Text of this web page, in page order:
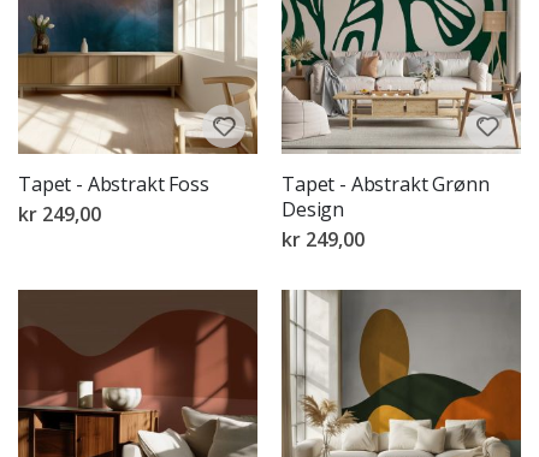
Tapet - Abstrakt Foss
kr 249,00
Tapet - Abstrakt Grønn
Design
kr 249,00